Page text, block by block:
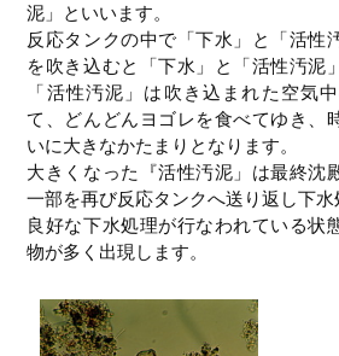
泥」といいます。
反応タンクの中で「下水」と「活性
を吹き込むと「下水」と「活性汚泥
「活性汚泥」は吹き込まれた空気
て、どんどんヨゴレを食べてゆき、
いに大きなかたまりとなります。
大きくなった『活性汚泥」は最終沈
一部を再び反応タンクへ送り返し下水
良好な下水処理が行なわれている状
物が多く出現します。